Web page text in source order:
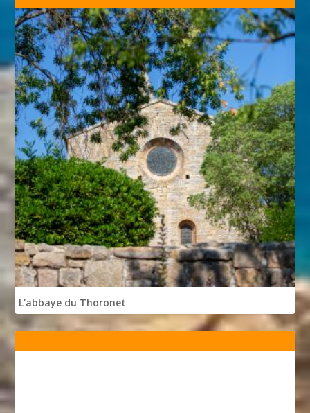
L'abbaye du Thoronet